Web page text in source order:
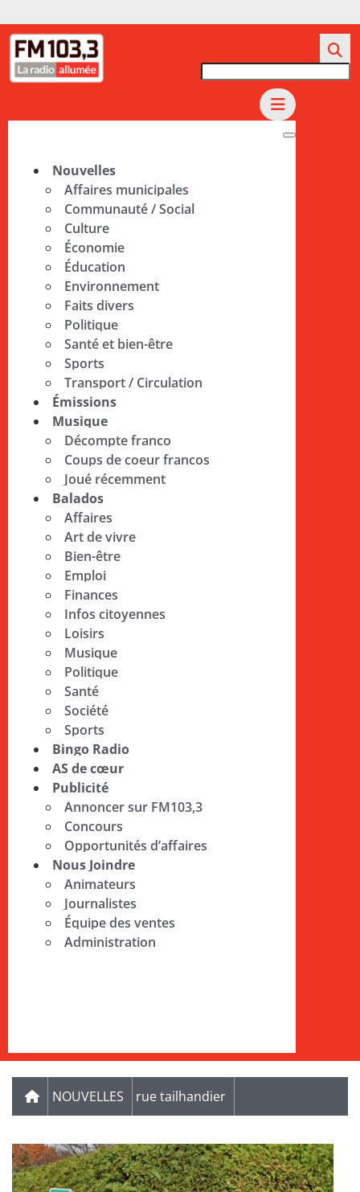
Nouvelles
Affaires municipales
Communauté / Social
Culture
Économie
Éducation
Environnement
Faits divers
Politique
Santé et bien-être
Sports
Transport / Circulation
Émissions
Musique
Décompte franco
Coups de coeur francos
Joué récemment
Balados
Affaires
Art de vivre
Bien-être
Emploi
Finances
Infos citoyennes
Loisirs
Musique
Politique
Santé
Société
Sports
Bingo Radio
AS de cœur
Publicité
Annoncer sur FM103,3
Concours
Opportunités d’affaires
Nous Joindre
Animateurs
Journalistes
Équipe des ventes
Administration
NOUVELLES rue tailhandier